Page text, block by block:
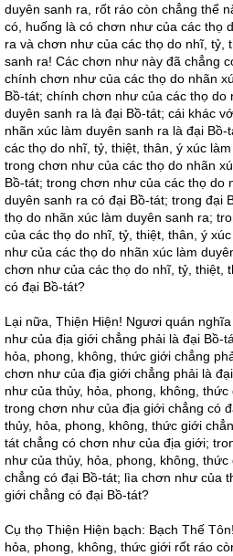
duyên sanh ra, rốt ráo còn chẳng thể
có, huống là có chơn như của các thọ
ra và chơn như của các thọ do nhĩ, tỷ,
sanh ra! Các chơn như này đã chẳng
chính chơn như của các thọ do nhãn
Bồ-tát; chính chơn như của các thọ do
duyên sanh ra là đại Bồ-tát; cái khác
nhãn xúc làm duyên sanh ra là đại
các thọ do nhĩ, tỷ, thiệt, thân, ý xúc
trong chơn như của các thọ do nhãn
Bồ-tát; trong chơn như của các thọ do
duyên sanh ra có đại Bồ-tát; trong đại
thọ do nhãn xúc làm duyên sanh ra;
của các thọ do nhĩ, tỷ, thiệt, thân, ý
như của các thọ do nhãn xúc làm
chơn như của các thọ do nhĩ, tỷ, thiệt,
có đại Bồ-tát?
Lại nữa, Thiện Hiện! Ngươi quán
như của địa giới chẳng phải là đại Bồ-
hỏa, phong, không, thức giới chẳng
chơn như của địa giới chẳng phải là
như của thủy, hỏa, phong, không,
trong chơn như của địa giới chẳng có
thủy, hỏa, phong, không, thức giới
tát chẳng có chơn như của địa giới;
như của thủy, hỏa, phong, không,
chẳng có đại Bồ-tát; lìa chơn như của
giới chẳng có đại Bồ-tát?
Cụ thọ Thiện Hiện bạch: Bạch Thế
hỏa, phong, không, thức giới rốt ráo